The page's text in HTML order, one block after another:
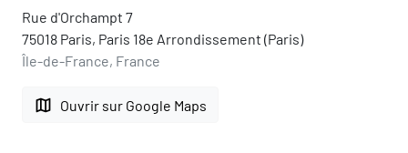
Rue d'Orchampt 7
75018 Paris, Paris 18e Arrondissement (Paris)
Île-de-France, France
map Ouvrir sur Google Maps